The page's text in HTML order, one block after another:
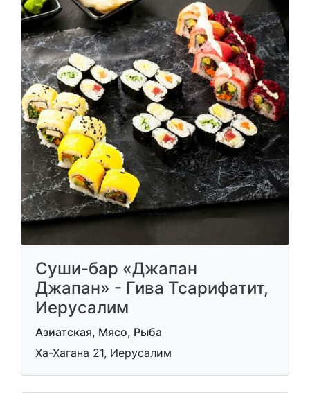
Суши-бар «Джапан
Джапан» - Гива Тсарифатит,
Иерусалим
Азиатская, Мясо, Рыба
Ха-Хагана 21, Иерусалим